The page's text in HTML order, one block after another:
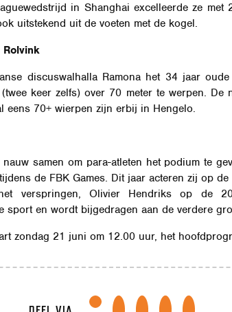
in Shanghai excelleerde ze
uitstekend uit de voeten met de kogel.
Rolvink
discuswalhalla Ramona het 34 jaar
keer zelfs) over 70 meter te werpen.
eens 70+ wierpen zijn erbij in Hengelo.
samen om para-atleten het podium te
de FBK Games. Dit jaar acteren zij op
verspringen, Olivier Hendriks op de
en wordt bijgedragen aan de verdere
zondag 21 juni om 12.00 uur, het